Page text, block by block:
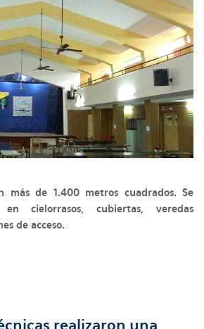
más de 1.400 metros cuadrados. Se
en cielorrasos, cubiertas, veredas
de acceso.
realizaron una